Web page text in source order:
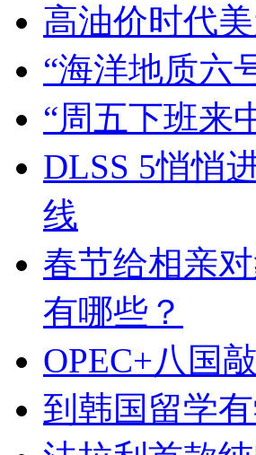
高油价时代
“海洋地质六
“周五下班来
DLSS 5悄悄
线
春节给相亲
有哪些？
OPEC+八国
到韩国留学